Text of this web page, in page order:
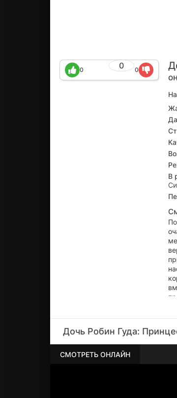
0
0 0
В
Дочь Робин Гуда:
СМОТРЕТЬ ОНЛАЙН